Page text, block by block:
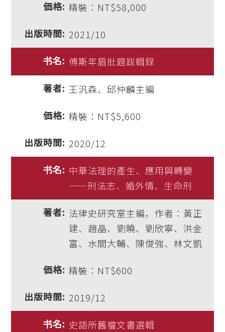
精裝：NT$58,000
2021/10
傅斯年眉批題跋輯錄
王汎森、邱仲麟主編
精裝：NT$5,600
2020/12
中華法理的產生、應用與轉變
——刑法志、婚外情、生命刑
法律史研究室主編，作者：黃正
建、趙晶、劉曉、劉欣寧、洪金
富、水間大輔、陳俊強、林文凱
精裝：NT$600
2019/12
史語所舊檔文書選輯